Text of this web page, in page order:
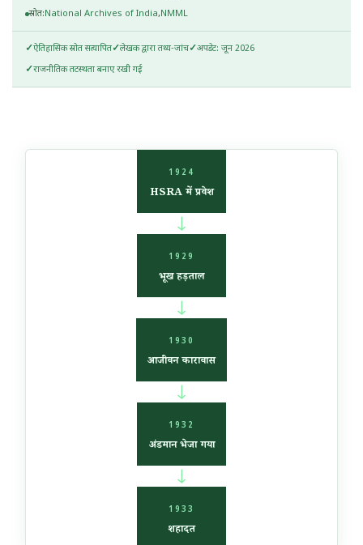
स्रोत:National Archives of India,NMML
ऐतिहासिक स्रोत सत्यापित लेखक द्वारा तथ्य-जांच
अपडेट: जून 2026
राजनीतिक तटस्थता बनाए रखी गई
1924
HSRA में प्रवेश
→
1929
भूख हड़ताल
→
1930
आजीवन कारावास
→
1932
अंडमान भेजा गया
→
1933
शहादत